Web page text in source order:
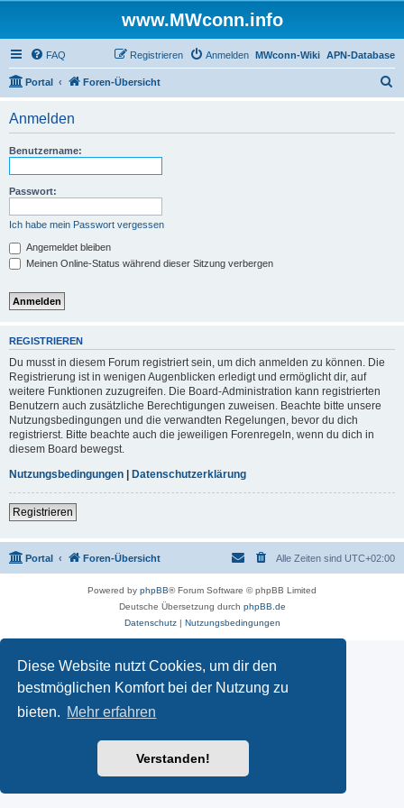
Diese Website nutzt Cookies, um dir den
bestmöglichen Komfort bei der Nutzung zu
bieten. Mehr erfahren
Verstanden!
www.MWconn.info
FAQ APN-Database
MWconn-Wiki
Anmelden
Registrieren
Portal Foren-Übersicht
Anmelden
Benutzername:
Passwort:
Ich habe mein Passwort vergessen
Angemeldet bleiben
Meinen Online-Status während dieser Sitzung verbergen
REGISTRIEREN
Du musst in diesem Forum registriert sein, um dich anmelden zu können. Die
Registrierung ist in wenigen Augenblicken erledigt und ermöglicht dir, auf
weitere Funktionen zuzugreifen. Die Board-Administration kann registrierten
Benutzern auch zusätzliche Berechtigungen zuweisen. Beachte bitte unsere
Nutzungsbedingungen und die verwandten Regelungen, bevor du dich
registrierst. Bitte beachte auch die jeweiligen Forenregeln, wenn du dich in
diesem Board bewegst.
Nutzungsbedingungen | Datenschutzerklärung
Registrieren
Portal Foren-Übersicht Alle Zeiten sind UTC+02:00
Powered by phpBB® Forum Software © phpBB Limited
Deutsche Übersetzung durch phpBB.de
Datenschutz| Nutzungsbedingungen